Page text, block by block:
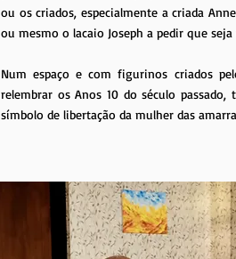
ou os criados, especialmente a criada
ou mesmo o lacaio Joseph a pedir que
Num espaço e com figurinos criados
relembrar os Anos 10 do século
símbolo de libertação da mulher das